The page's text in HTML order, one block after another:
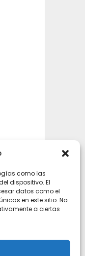
como las
dispositivo. El
datos como el
en este sitio. No
a ciertas